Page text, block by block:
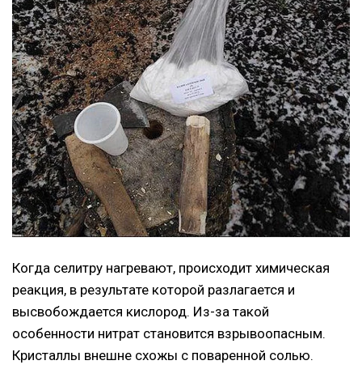
Когда селитру нагревают, происходит химическая
реакция, в результате которой разлагается и
высвобождается кислород. Из-за такой
особенности нитрат становится взрывоопасным.
Кристаллы внешне схожы с поваренной солью.